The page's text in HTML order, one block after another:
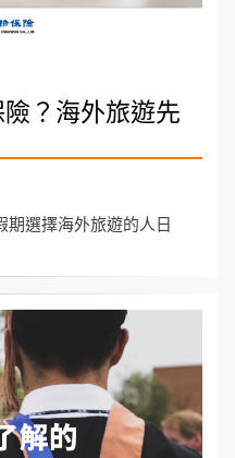
？海外旅遊先
期選擇海外旅遊的人日